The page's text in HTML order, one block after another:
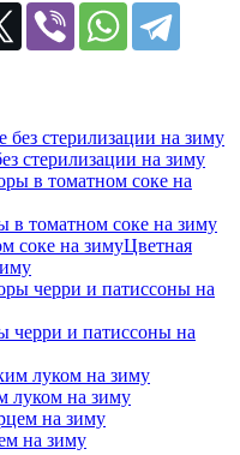
стерилизации на зиму
в томатном соке на зиму
Цветная
черри и патиссоны на
луком на зиму
на зиму